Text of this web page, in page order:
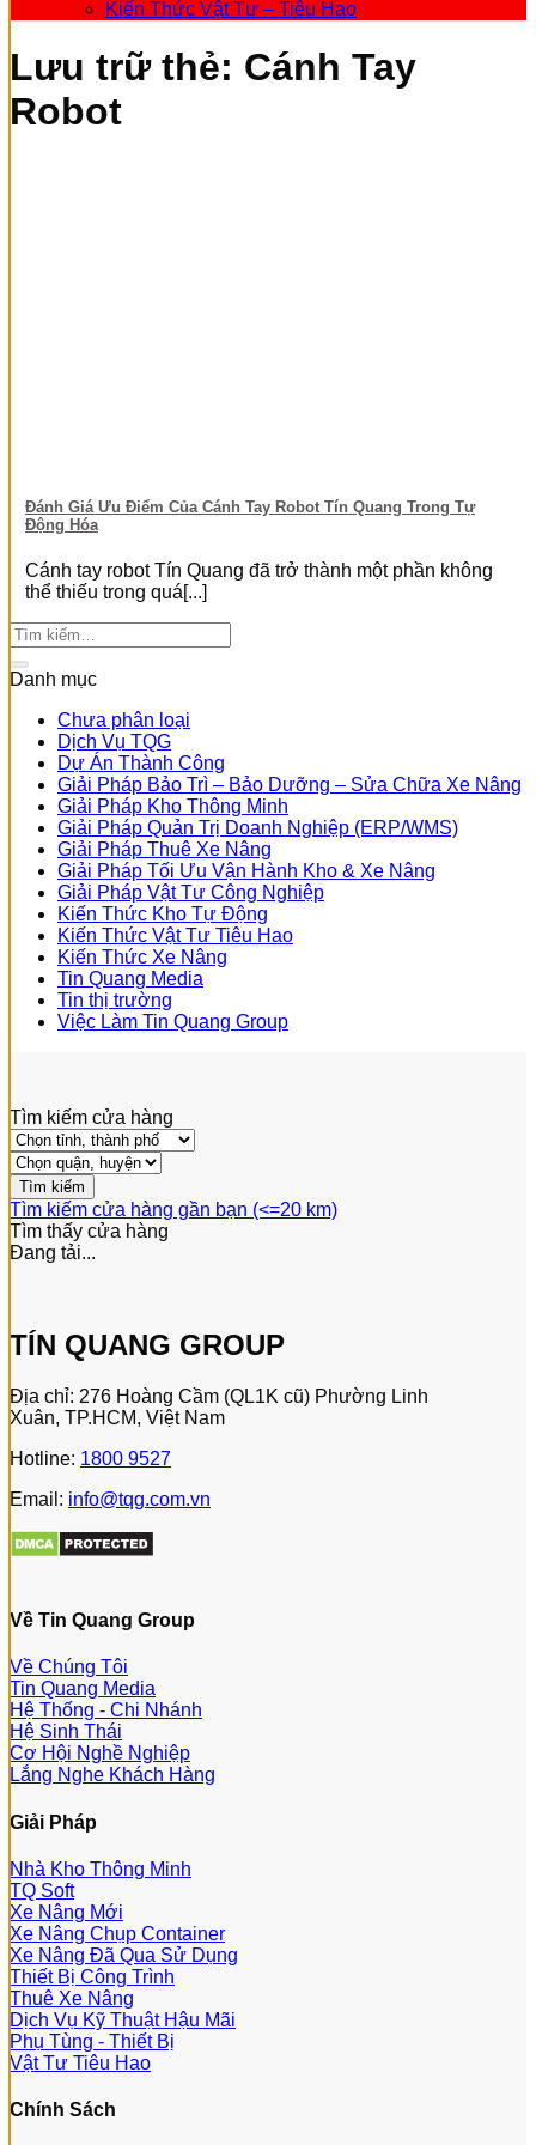
Kiến Thức Vật Tư – Tiêu Hao
Lưu trữ thẻ: Cánh Tay
Robot
Đánh Giá Ưu Điểm Của Cánh Tay Robot Tín Quang Trong Tự
Động Hóa
Cánh tay robot Tín Quang đã trở thành một phần không
thể thiếu trong quá[...]
Danh mục
Chưa phân loại
Dịch Vụ TQG
Dự Án Thành Công
Giải Pháp Bảo Trì – Bảo Dưỡng – Sửa Chữa Xe Nâng
Giải Pháp Kho Thông Minh
Giải Pháp Quản Trị Doanh Nghiệp (ERP/WMS)
Giải Pháp Thuê Xe Nâng
Giải Pháp Tối Ưu Vận Hành Kho & Xe Nâng
Giải Pháp Vật Tư Công Nghiệp
Kiến Thức Kho Tự Động
Kiến Thức Vật Tư Tiêu Hao
Kiến Thức Xe Nâng
Tin Quang Media
Tin thị trường
Việc Làm Tin Quang Group
Tìm kiếm cửa hàng
Tìm kiếm cửa hàng gần bạn (<=20 km)
Tìm thấy cửa hàng
Đang tải...
TÍN QUANG GROUP
Địa chỉ: 276 Hoàng Cầm (QL1K cũ) Phường Linh
Xuân, TP.HCM, Việt Nam
Hotline: 1800 9527
Email: info@tqg.com.vn
Về Tin Quang Group
Về Chúng Tôi
Tin Quang Media
Hệ Thống - Chi Nhánh
Hệ Sinh Thái
Cơ Hội Nghề Nghiệp
Lắng Nghe Khách Hàng
Giải Pháp
Nhà Kho Thông Minh
TQ Soft
Xe Nâng Mới
Xe Nâng Chụp Container
Xe Nâng Đã Qua Sử Dụng
Thiết Bị Công Trình
Thuê Xe Nâng
Dịch Vụ Kỹ Thuật Hậu Mãi
Phụ Tùng - Thiết Bị
Vật Tư Tiêu Hao
Chính Sách